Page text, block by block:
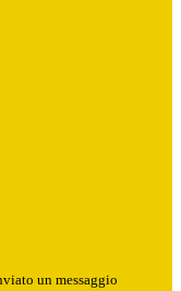
un messaggio